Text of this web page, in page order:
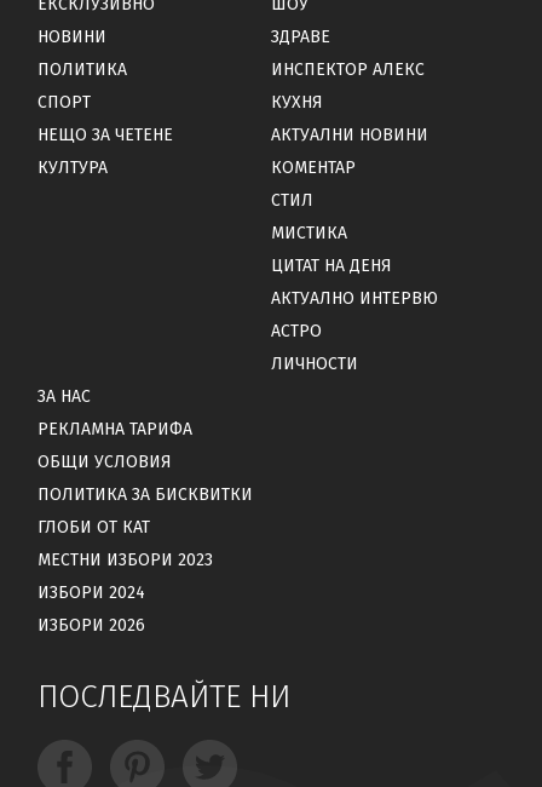
ЕКСКЛУЗИВНО
НОВИНИ
ПОЛИТИКА
СПОРТ
НЕЩО ЗА ЧЕТЕНЕ
КУЛТУРА
ШОУ
ЗДРАВЕ
ИНСПЕКТОР АЛЕКС
КУХНЯ
АКТУАЛНИ НОВИНИ
КОМЕНТАР
СТИЛ
МИСТИКА
ЦИТАТ НА ДЕНЯ
АКТУАЛНО ИНТЕРВЮ
АСТРО
ЛИЧНОСТИ
ЗА НАС
РЕКЛАМНА ТАРИФА
ОБЩИ УСЛОВИЯ
ПОЛИТИКА ЗА БИСКВИТКИ
ГЛОБИ ОТ КАТ
МЕСТНИ ИЗБОРИ 2023
ИЗБОРИ 2024
ИЗБОРИ 2026
ПОСЛЕДВАЙТЕ НИ